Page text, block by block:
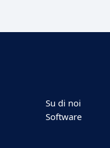
Su di noi
Software